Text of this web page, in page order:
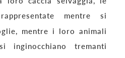
mentre si
mentre i loro animali
tremanti